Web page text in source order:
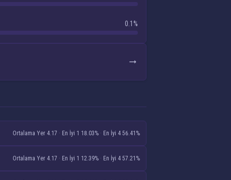
0.1%
Ortalama Yer 4.17 · En İyi 1 18.03% · En İyi 4 56.41%
Ortalama Yer 4.17 · En İyi 1 12.39% · En İyi 4 57.21%